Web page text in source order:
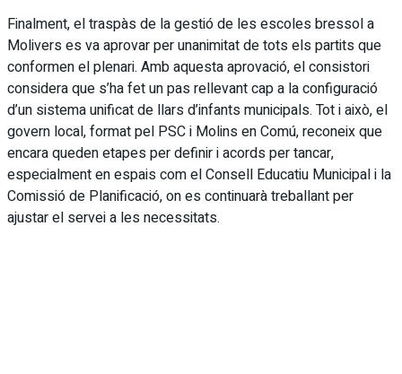
Finalment, el traspàs de la gestió de les escoles bressol a
Molivers es va aprovar per unanimitat de tots els partits que
conformen el plenari. Amb aquesta aprovació, el consistori
considera que s’ha fet un pas rellevant cap a la configuració
d’un sistema unificat de llars d’infants municipals. Tot i això, el
govern local, format pel PSC i Molins en Comú, reconeix que
encara queden etapes per definir i acords per tancar,
especialment en espais com el Consell Educatiu Municipal i la
Comissió de Planificació, on es continuarà treballant per
ajustar el servei a les necessitats.